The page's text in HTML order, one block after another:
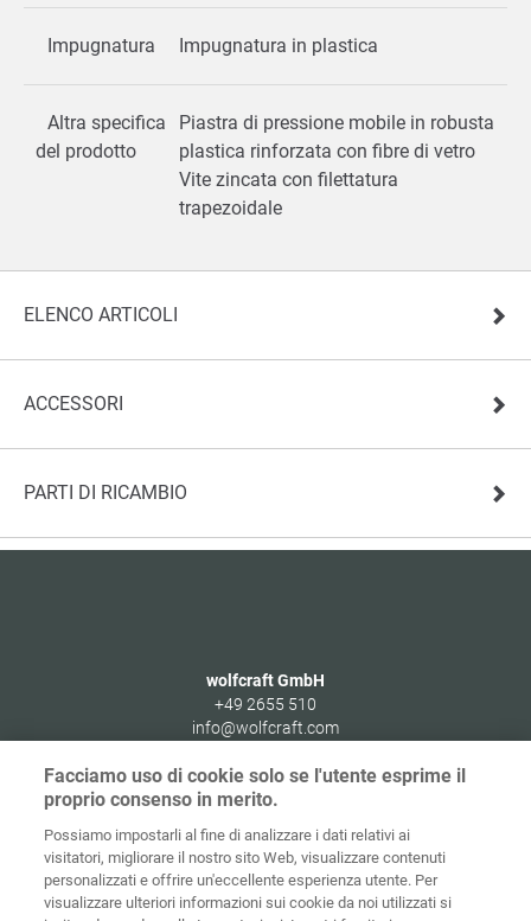
Impugnatura Impugnatura in plastica
Altra specifica
del prodotto
Piastra di pressione mobile in robusta
plastica rinforzata con fibre di vetro
Vite zincata con filettatura
trapezoidale
ELENCO ARTICOLI
ACCESSORI
PARTI DI RICAMBIO
wolfcraft GmbH
+49 2655 510
info@wolfcraft.com
Wolffstraße 1
56746 Kempenich
Germany
Facciamo uso di cookie solo se l'utente esprime il
proprio consenso in merito.
Possiamo impostarli al fine di analizzare i dati relativi ai
visitatori, migliorare il nostro sito Web, visualizzare contenuti
personalizzati e offrire un'eccellente esperienza utente. Per
visualizzare ulteriori informazioni sui cookie da noi utilizzati si